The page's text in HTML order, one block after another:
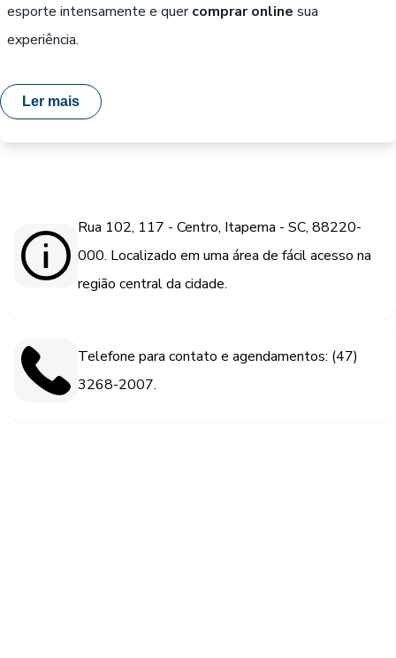
esporte intensamente e quercomprar online sua
experiência.
Ler mais
Rua 102, 117 - Centro, Itapema - SC, 88220-
000. Localizado em uma área de fácil acesso na
região central da cidade.
Telefone para contato e agendamentos: (47)
3268-2007.